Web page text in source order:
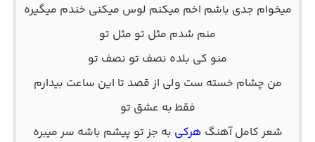
ﻣﻴﺨﻮام ﺟﺪی ﺑﺎﺷﻢ اﺧﻢ ﻣﻴﻜﻨﻢ ﻟﻮس ﻣﻴﻜﻨﻰ ﺧﻨﺪم ﻣﻴﮕﻴﺮه
ﻣﻨﻢ ﺷﺪم ﻣﺜﻞ ﺗﻮ ﻣﺜﻞ ﺗﻮ
ﻣﻨﻮ ﻛﻰ ﺑﻠﺪه ﻧﺼﻒ ﺗﻮ ﻧﺼﻒ ﺗﻮ
ﻣﻦ ﭼﺸﺎم ﺧﺴﺘﻪ ﺳﺖ وﻟﻰ از ﻗﺼﺪ ﺗﺎ اﻳﻦ ﺳﺎﻋﺖ ﺑﻴﺪارم
ﻓﻘﻄ ﺑﻪ ﻋﺸﻖ ﺗﻮ
شعر کامل آهنگ هرکی به جز تو پیشم باشه سر میبره